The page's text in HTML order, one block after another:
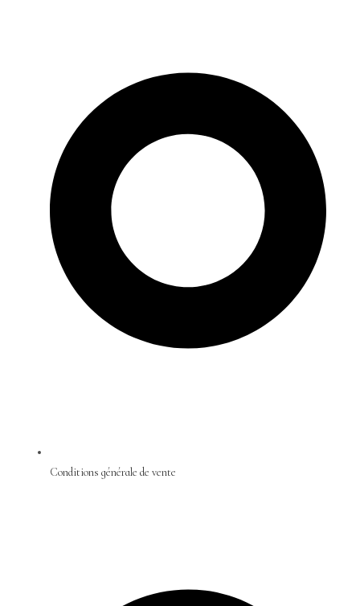
Conditions générale de vente